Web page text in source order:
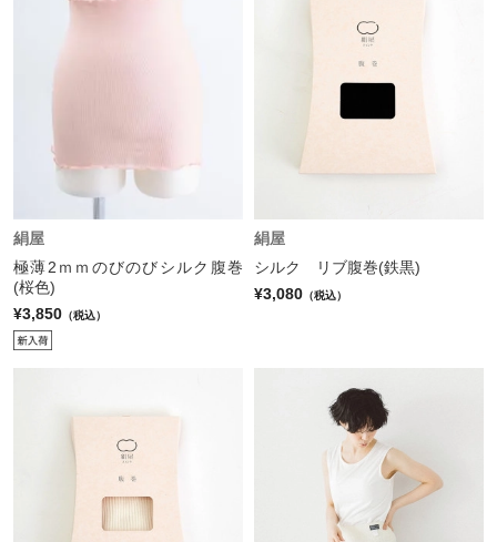
絹屋
極薄2ｍｍのびのびシルク腹巻
(桜色)
¥3,850 （税込）
絹屋
シルク リブ腹巻(鉄黒)
¥3,080 （税込）